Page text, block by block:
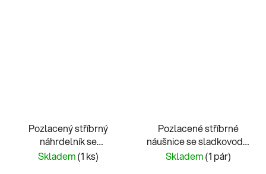
Pozlacený stříbrný
náhrdelník se
sladkovodní perlou
Skladem(1 ks)
Pozlacené stříbrné
náušnice se sladkovodní
perlou
Skladem(1 pár)